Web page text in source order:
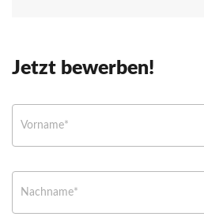
Jetzt bewerben!